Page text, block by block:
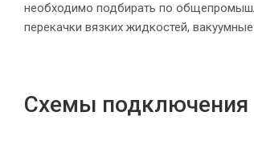
необходимо подбирать по
перекачки вязких жидкостей,
Схемы подключения